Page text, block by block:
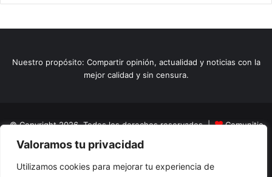
Valoramos tu privacidad
Utilizamos cookies para mejorar tu experiencia de
Nuestro propósito: Compartir opinión, actualidad y noticias con la
mejor calidad y sin censura.
© Copyright 2026, Todos los derechos reservados |
Comunitic
SAS BICNit 901228106
Home
Actualidad Variedades Opinion Turismo